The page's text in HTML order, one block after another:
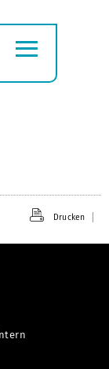
≡
Drucken